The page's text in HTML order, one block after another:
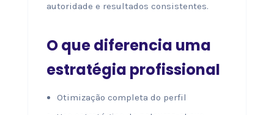
autoridade e resultados consistentes.
O que diferencia uma
estratégia profissional
Otimização completa do perfil